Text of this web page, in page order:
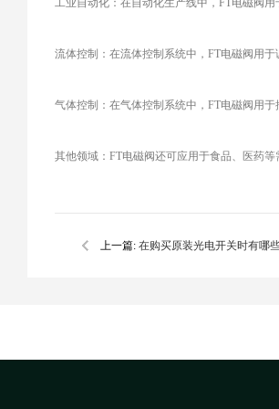
工业自动化：在自动化生产线中，FT电磁阀
流体控制：在流体控制系统中，FT电磁阀用
气体控制：在气体控制系统中，FT电磁阀用
其他领域：FT电磁阀还可应用于食品、医药
上一篇: 在购买原装光电开关时有哪